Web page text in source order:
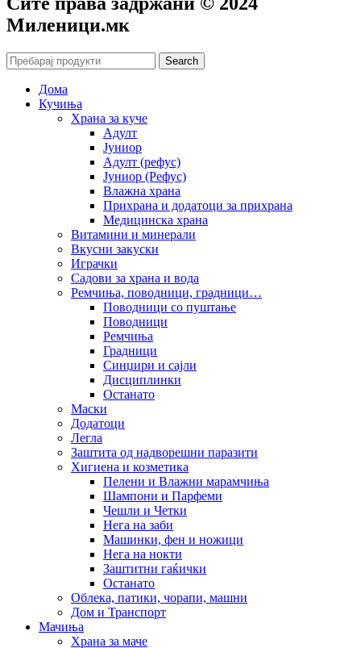
Mиленици.мк
Search
Дома
Кучиња
Храна за куче
Адулт
Јуниор
Адулт (рефус)
Јуниор (Рефус)
Влажна храна
Прихрана и додатоци за прихрана
Медицинска храна
Витамини и минерали
Вкусни закуски
Играчки
Садови за храна и вода
Ремчиња, поводници, градници…
Поводници со пуштање
Поводници
Ремчиња
Градници
Синџири и сајли
Дисциплинки
Останато
Маски
Додатоци
Легла
Заштита од надворешни паразити
Хигиена и козметика
Пелени и Влажни марамчиња
Шампони и Парфеми
Чешли и Четки
Нега на заби
Машинки, фен и ножици
Нега на нокти
Заштитни гаќички
Останато
Облека, патики, чорапи, машни
Дом и Транспорт
Мачиња
Храна за маче